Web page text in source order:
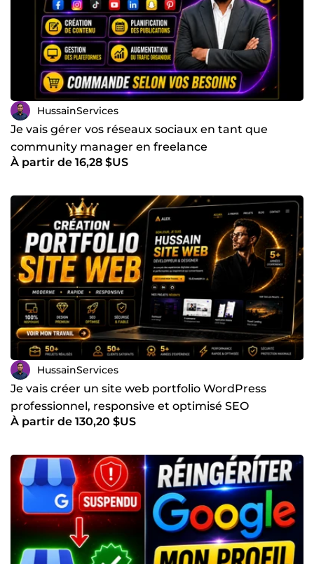
maintenant pour développer votre business et passer au
niveau supérieur 🚀
HussainServices
Je vais gérer vos réseaux sociaux en tant que
community manager en freelance
À partir de 16,28 $US
HussainServices
Je vais créer un site web portfolio WordPress
professionnel, responsive et optimisé SEO
À partir de 130,20 $US